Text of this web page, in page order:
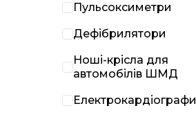
Пульсоксиметри
Дефібрилятори
Ноші-крісла для
автомобілів ШМД
Електрокардіографи